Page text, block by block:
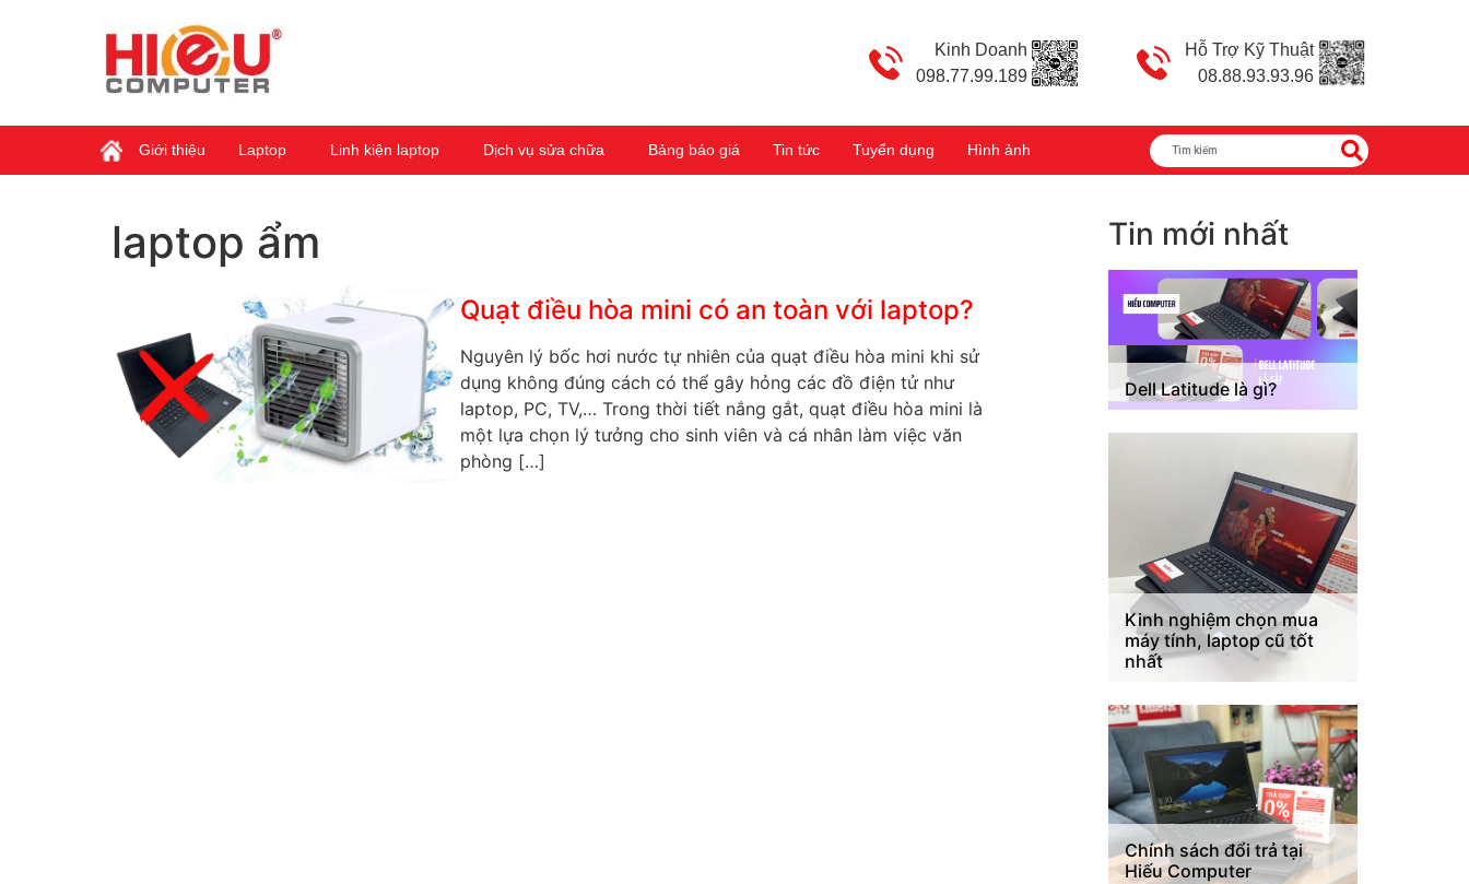
Kinh Doanh
098.77.99.189
Hỗ Trợ Kỹ Thuật
08.88.93.93.96
Giới thiệu Laptop Linh kiện laptop Dịch vụ sửa chữa Bảng báo giá Tin tức Tuyển dụng Hình ảnh
laptop ẩm
Quạt điều hòa mini có an toàn với laptop?
Nguyên lý bốc hơi nước tự nhiên của quạt điều hòa mini khi sử
dụng không đúng cách có thể gây hỏng các đồ điện tử như
laptop, PC, TV,… Trong thời tiết nắng gắt, quạt điều hòa mini là
một lựa chọn lý tưởng cho sinh viên và cá nhân làm việc văn
phòng […]
Tin mới nhất
Dell Latitude là gì?
Kinh nghiệm chọn mua
máy tính, laptop cũ tốt
nhất
Chính sách đổi trả tại
Hiếu Computer